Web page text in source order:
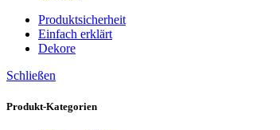
Produktsicherheit
Einfach erklärt
Dekore
Schließen
Produkt-Kategorien